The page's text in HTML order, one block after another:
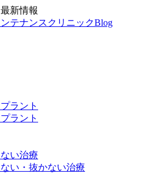
新情報
テナンスクリニックBlog
ラント
ラント
い治療
い・抜かない治療